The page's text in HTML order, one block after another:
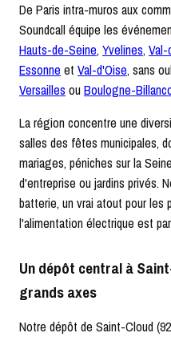
De Paris intra-muros aux
Soundcall équipe les
Hauts-de-Seine, Yvelines, Val-
Essonne et Val-d'Oise, sans
Versailles ou Boulogne-
La région concentre une
salles des fêtes municipales,
mariages, péniches sur la
d'entreprise ou jardins privés.
batterie, un vrai atout pour les
l'alimentation électrique est
Un dépôt central à
grands axes
Notre dépôt de Saint-Cloud